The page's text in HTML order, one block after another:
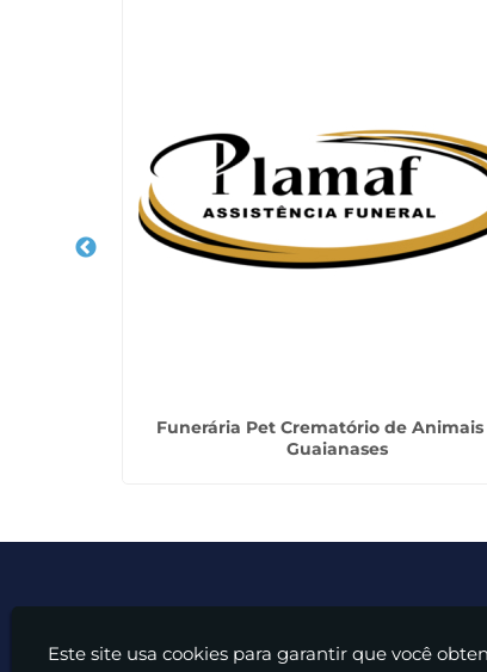
Funerária Pet Crematório de Animais
Guaianases
Este site usa cookies para garantir que você